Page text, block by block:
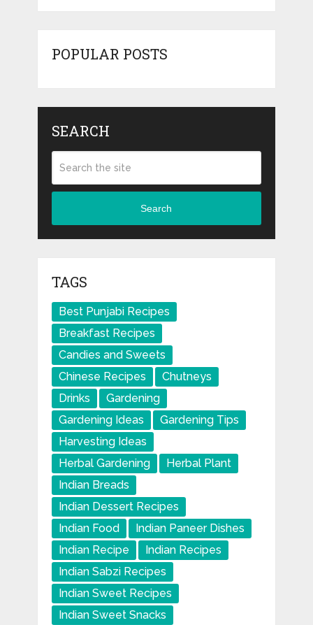
POPULAR POSTS
SEARCH
Search
TAGS
Best Punjabi Recipes
Breakfast Recipes
Candies and Sweets
Chinese Recipes
Chutneys
Drinks
Gardening
Gardening Ideas
Gardening Tips
Harvesting Ideas
Herbal Gardening
Herbal Plant
Indian Breads
Indian Dessert Recipes
Indian Food
Indian Paneer Dishes
Indian Recipe
Indian Recipes
Indian Sabzi Recipes
Indian Sweet Recipes
Indian Sweet Snacks